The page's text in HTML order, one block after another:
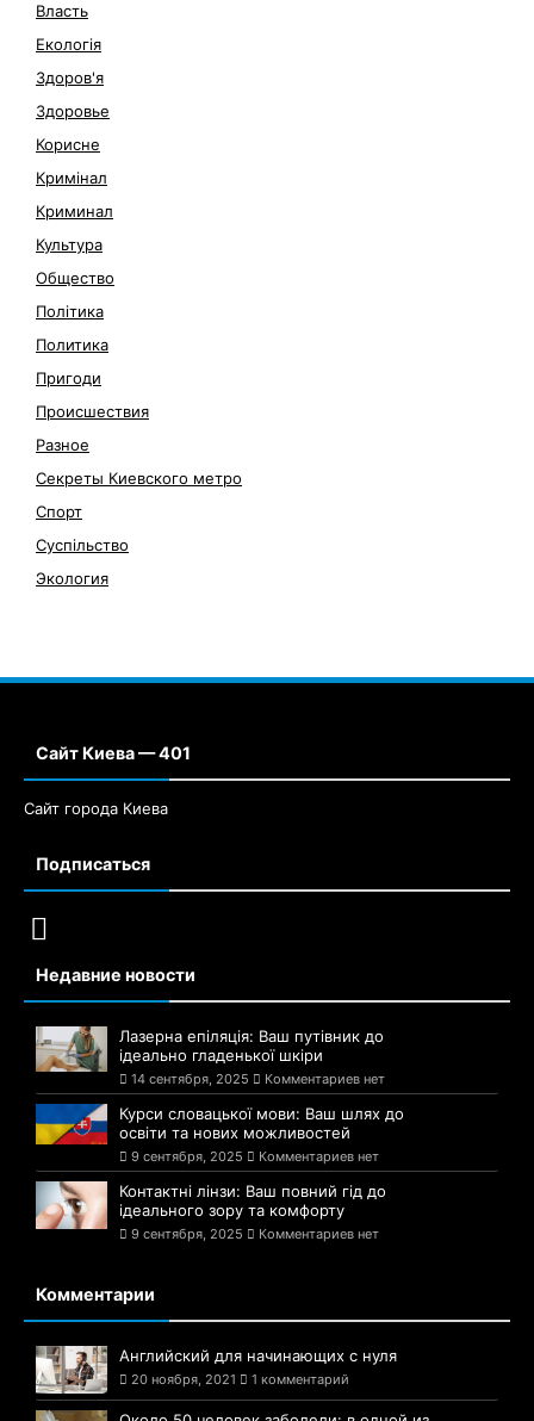
Власть
Екологія
Здоров'я
Здоровье
Корисне
Кримінал
Криминал
Культура
Общество
Політика
Политика
Пригоди
Происшествия
Разное
Секреты Киевского метро
Спорт
Суспільство
Экология
Сайт Киева — 401
Сайт города Киева
Подписаться
Недавние новости
Лазерна епіляція: Ваш путівник до
ідеально гладенької шкіри
14 сентября, 2025 Комментариев нет
Курси словацької мови: Ваш шлях до
освіти та нових можливостей
9 сентября, 2025 Комментариев нет
Контактні лінзи: Ваш повний гід до
ідеального зору та комфорту
9 сентября, 2025 Комментариев нет
Комментарии
Английский для начинающих с нуля
20 ноября, 2021 1 комментарий